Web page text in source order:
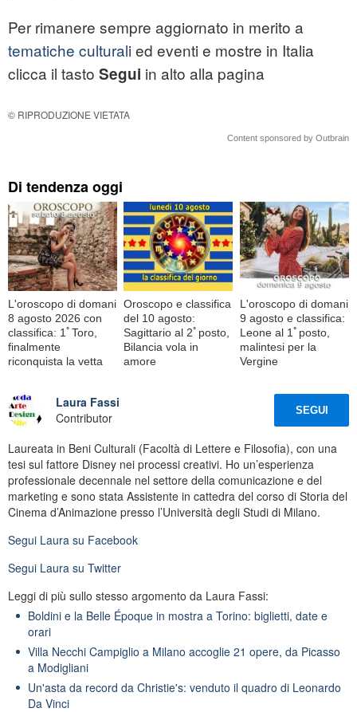
Per rimanere sempre aggiornato in merito a
tematiche culturalied eventi e mostre in Italia
clicca il tasto Segui in alto alla pagina
© RIPRODUZIONE VIETATA
Content sponsored by Outbrain
Di tendenza oggi
L'oroscopo di domani
8 agosto 2026 con
classifica: 1ﾟToro,
finalmente
riconquista la vetta
Oroscopo e classifica
del 10 agosto:
Sagittario al 2ﾟposto,
Bilancia vola in
amore
L'oroscopo di domani
9 agosto e classifica:
Leone al 1ﾟposto,
malintesi per la
Vergine
Laura Fassi
Contributor
SEGUI
Laureata in Beni Culturali (Facoltà di Lettere e Filosofia), con una
tesi sul fattore Disney nei processi creativi. Ho un’esperienza
professionale decennale nel settore della comunicazione e del
marketing e sono stata Assistente in cattedra del corso di Storia del
Cinema d’Animazione presso l’Università degli Studi di Milano.
Segui Laura su Facebook
Segui Laura su Twitter
Leggi di più sullo stesso argomento da Laura Fassi:
Boldini e la Belle Époque in mostra a Torino: biglietti, date e
orari
Villa Necchi Campiglio a Milano accoglie 21 opere, da Picasso
a Modigliani
Un'asta da record da Christie's: venduto il quadro di Leonardo
Da Vinci